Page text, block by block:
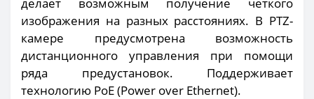
изображения на разных расстояниях. В PTZ-
камере предусмотрена возможность
дистанционного управления при помощи
ряда предустановок. Поддерживает
технологию PoE (Power over Ethernet).